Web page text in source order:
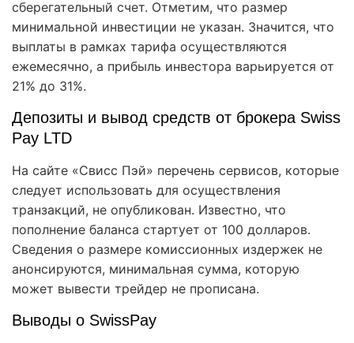
сберегательный счет. Отметим, что размер
минимальной инвестиции не указан. Значится, что
выплаты в рамках тарифа осуществляются
ежемесячно, а прибыль инвестора варьируется от
21% до 31%.
Депозиты и вывод средств от брокера Swiss
Pay LTD
На сайте «Свисс Пэй» перечень сервисов, которые
следует использовать для осуществления
транзакций, не опубликован. Известно, что
пополнение баланса стартует от 100 долларов.
Сведения о размере комиссионных издержек не
анонсируются, минимальная сумма, которую
может вывести трейдер не прописана.
Выводы о SwissPay